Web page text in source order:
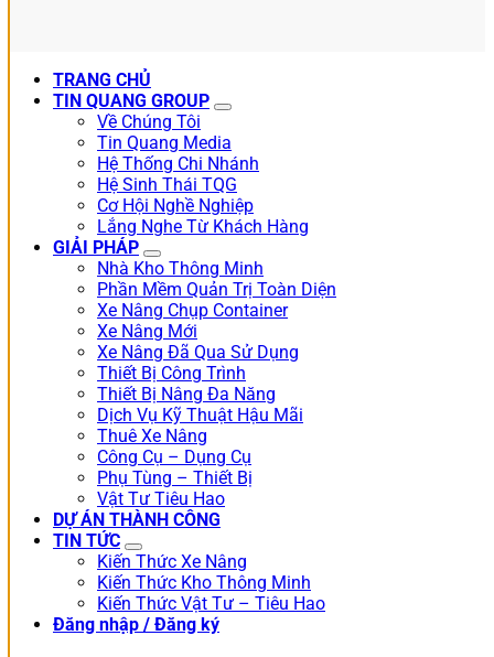
TRANG CHỦ
TIN QUANG GROUP
Về Chúng Tôi
Tin Quang Media
Hệ Thống Chi Nhánh
Hệ Sinh Thái TQG
Cơ Hội Nghề Nghiệp
Lắng Nghe Từ Khách Hàng
GIẢI PHÁP
Nhà Kho Thông Minh
Phần Mềm Quản Trị Toàn Diện
Xe Nâng Chụp Container
Xe Nâng Mới
Xe Nâng Đã Qua Sử Dụng
Thiết Bị Công Trình
Thiết Bị Nâng Đa Năng
Dịch Vụ Kỹ Thuật Hậu Mãi
Thuê Xe Nâng
Công Cụ – Dụng Cụ
Phụ Tùng – Thiết Bị
Vật Tư Tiêu Hao
DỰ ÁN THÀNH CÔNG
TIN TỨC
Kiến Thức Xe Nâng
Kiến Thức Kho Thông Minh
Kiến Thức Vật Tư – Tiêu Hao
Đăng nhập / Đăng ký